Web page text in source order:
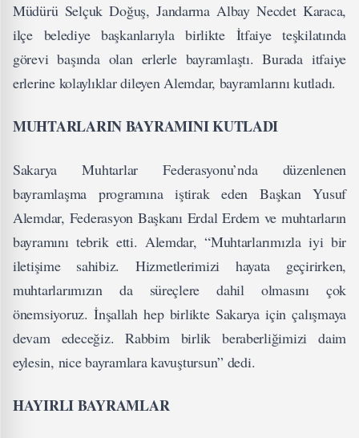
Müdürü Selçuk Doğuş, Jandarma Albay Necdet Karaca,
ilçe belediye başkanlarıyla birlikte İtfaiye teşkilatında
görevi başında olan erlerle bayramlaştı. Burada itfaiye
erlerine kolaylıklar dileyen Alemdar, bayramlarını kutladı.
MUHTARLARIN BAYRAMINI KUTLADI
Sakarya Muhtarlar Federasyonu’nda düzenlenen
bayramlaşma programına iştirak eden Başkan Yusuf
Alemdar, Federasyon Başkanı Erdal Erdem ve muhtarların
bayramını tebrik etti. Alemdar, “Muhtarlarımızla iyi bir
iletişime sahibiz. Hizmetlerimizi hayata geçirirken,
muhtarlarımızın da süreçlere dahil olmasını çok
önemsiyoruz. İnşallah hep birlikte Sakarya için çalışmaya
devam edeceğiz. Rabbim birlik beraberliğimizi daim
eylesin, nice bayramlara kavuştursun” dedi.
HAYIRLI BAYRAMLAR